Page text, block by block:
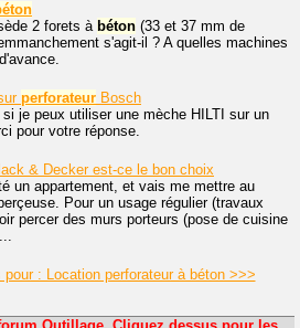
2 forets à béton (33 et 37 mm de
s'agit-il ? A quelles machines
perforateur Bosch
je peux utiliser une mèche HILTI sur un
pour votre réponse.
& Decker est-ce le bon choix
un appartement, et vais me mettre au
Pour un usage régulier (travaux
percer des murs porteurs (pose de cuisine
: Location perforateur à béton >>>